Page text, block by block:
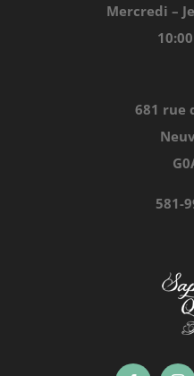
Mercredi –
681 rue
581-